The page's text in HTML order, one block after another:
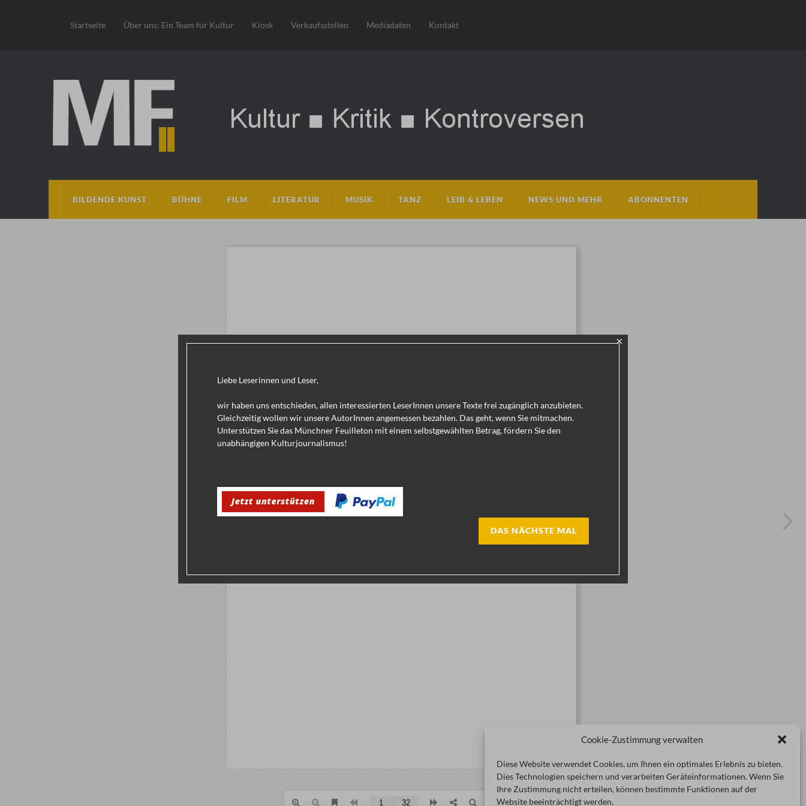
Cookie-Zustimmung verwalten
Diese Website verwendet Cookies, um Ihnen ein optimales Erlebnis zu bieten.
Dies Technologien speichern und verarbeiten Geräteinformationen. Wenn Sie
Ihre Zustimmung nicht erteilen, können bestimmte Funktionen auf der
Website beeinträchtigt werden.
Startseite Über uns: Ein Team für Kultur Kiosk Verkaufsstellen Mediadaten Kontakt
BILDENDE KUNST BÜHNE FILM LITERATUR MUSIK TANZ LEIB & LEBEN NEWS UND MEHR ABONNENTEN
Liebe Leserinnen und Leser,
wir haben uns entschieden, allen interessierten LeserInnen unsere Texte frei zugänglich anzubieten.
Gleichzeitig wollen wir unsere AutorInnen angemessen bezahlen. Das geht, wenn Sie mitmachen.
Unterstützen Sie das Münchner Feuilleton mit einem selbstgewählten Betrag, fördern Sie den
unabhängigen Kulturjournalismus!
DAS NÄCHSTE MAL
×